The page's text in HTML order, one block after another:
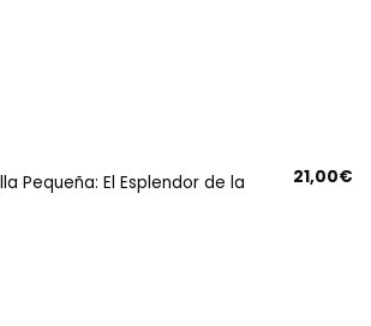
Pequeña: El Esplendor de la
21,00€